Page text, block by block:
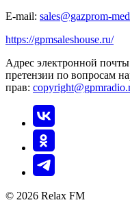
E-mail: sales@gazprom-
https://gpmsaleshouse.ru/
Адрес электронной
претензии по вопросам
прав:
© 2026 Relax FM